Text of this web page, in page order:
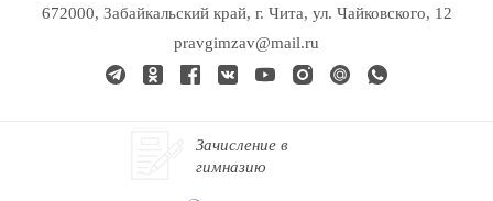
672000, Забайкальский край, г. Чита, ул. Чайковского, 12
pravgimzav@mail.ru
Зачисление в
гимназию